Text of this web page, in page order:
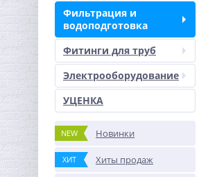
Фильтрация и
водоподготовка
Фитинги для труб
Электрооборудование
УЦЕНКА
NEW Новинки
ХИТ Хиты продаж